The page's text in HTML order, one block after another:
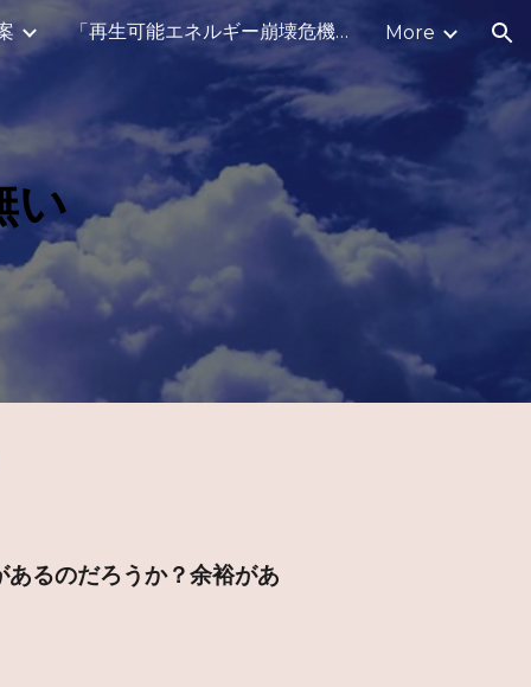
「再生可能エネルギー崩壊危機に対する」公開質問 More
い
るのだろうか？余裕があ